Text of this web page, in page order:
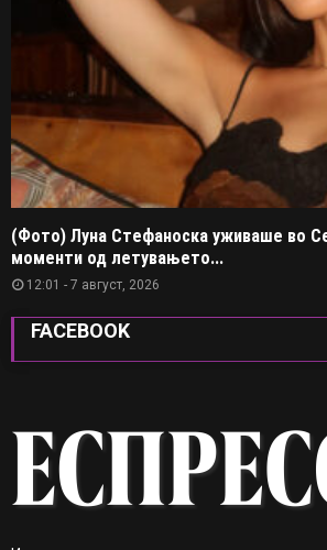
(Фото) Луна Стефаноска уживаше во
моменти од летувањето...
12:01 - 7 август, 2026
FACEBOOK